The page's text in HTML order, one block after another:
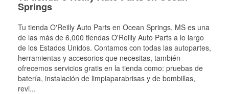
Springs
Tu tienda O'Reilly Auto Parts en Ocean Springs, MS es una
de las más de 6,000 tiendas O'Reilly Auto Parts a lo largo
de los Estados Unidos. Contamos con todas las autopartes,
herramientas y accesorios que necesitas, también
ofrecemos servicios gratis en la tienda como: pruebas de
batería, instalación de limpiaparabrisas y de bombillas,
revi...